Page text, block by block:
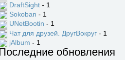
DraftSight - 1
Sokoban - 1
UNetBootin - 1
Чат для друзей. ДругВокруг - 1
jAlbum - 1
обновления